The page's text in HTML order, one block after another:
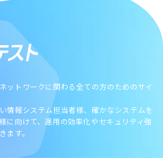
ットワークに関わる全ての方のためのサイ
情報システム担当者様、確かなシステムを
に向けて、運用の効率化やセキュリティ強
ます。